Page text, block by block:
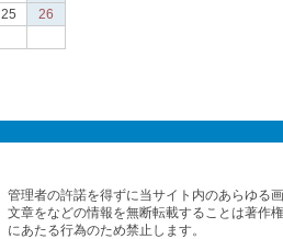
25
26
管理者の許諾を得ずに当サイト内のあらゆる
文章をなどの情報を無断転載することは著作
にあたる行為のため禁止します。